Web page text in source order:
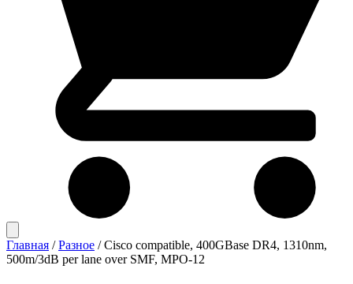
Главная / Разное / Cisco compatible, 400GBase DR4, 1310nm,
500m/3dB per lane over SMF, MPO-12